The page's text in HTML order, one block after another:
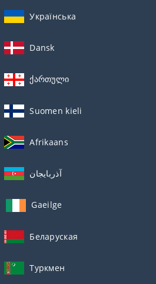
Українська
Dansk
ქართული
Suomen kieli
Afrikaans
آذربايجان
Gaeilge
Беларуская
Туркмен